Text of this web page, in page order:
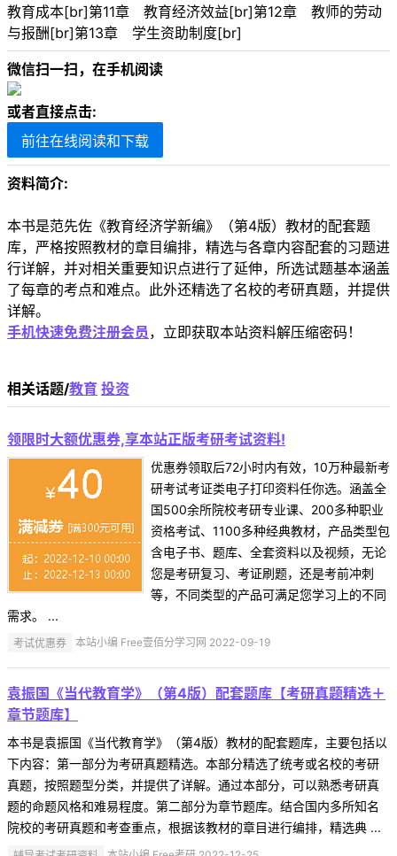
教育成本[br]第11章 教育经济效益[br]第12章 教师的劳动
与报酬[br]第13章 学生资助制度[br]
微信扫一扫，在手机阅读
或者直接点击:
前往在线阅读和下载
资料简介:
本书是范先佐《教育经济学新编》（第4版）教材的配套题
库，严格按照教材的章目编排，精选与各章内容配套的习题进
行详解，并对相关重要知识点进行了延伸，所选试题基本涵盖
了每章的考点和难点。此外还精选了名校的考研真题，并提供
详解。
手机快速免费注册会员 ，立即获取本站资料解压缩密码！
相关话题/教育 投资
领限时大额优惠券,享本站正版考研考试资料!
优惠券领取后72小时内有效，10万种最新考
研考试考证类电子打印资料任你选。涵盖全
国500余所院校考研专业课、200多种职业
资格考试、1100多种经典教材，产品类型包
含电子书、题库、全套资料以及视频，无论
您是考研复习、考证刷题，还是考前冲刺
等，不同类型的产品可满足您学习上的不同
需求。 ...
考试优惠券 本站小编 Free壹佰分学习网 2022-09-19
袁振国《当代教育学》（第4版）配套题库【考研真题精选＋
章节题库】
本书是袁振国《当代教育学》（第4版）教材的配套题库，主要包括以
下内容：第一部分为考研真题精选。本部分精选了统考或名校的考研
真题，按照题型分类，并提供了详解。通过本部分，可以熟悉考研真
题的命题风格和难易程度。第二部分为章节题库。结合国内多所知名
院校的考研真题和考查重点，根据该教材的章目进行编排，精选典 ...